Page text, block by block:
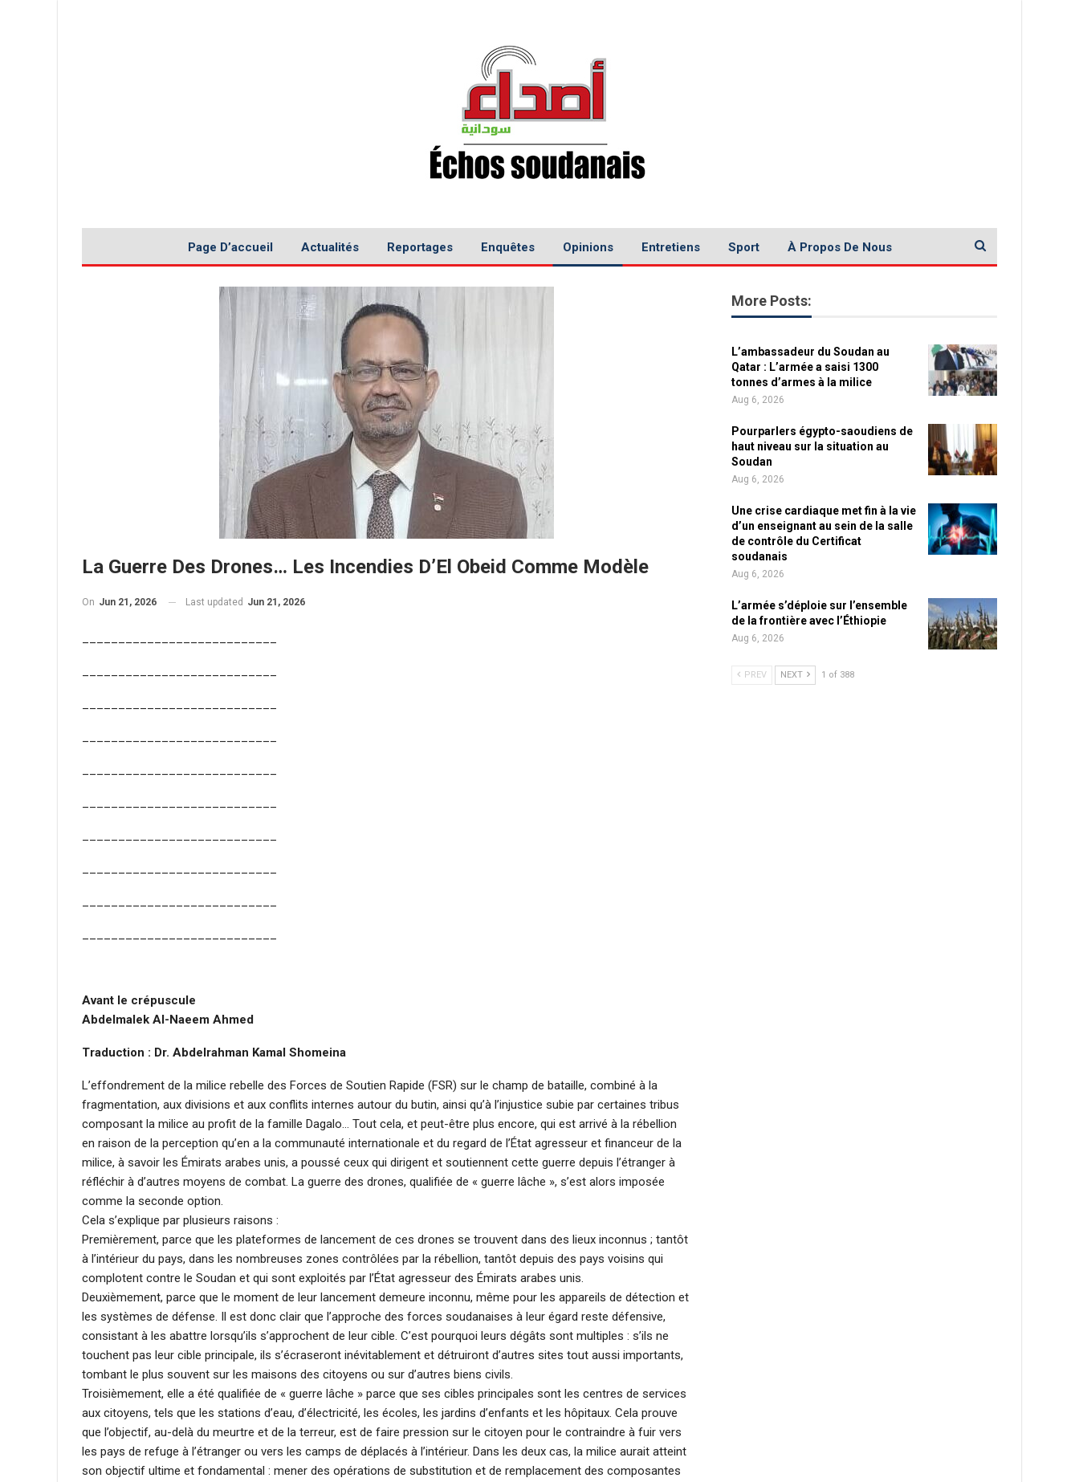
Page D’accueil Actualités Reportages Enquêtes Opinions Entretiens Sport À Propos De Nous
La Guerre Des Drones… Les Incendies D’El Obeid Comme Modèle
On Jun 21, 2026 Last updated Jun 21, 2026
Avant le crépuscule
Abdelmalek Al-Naeem Ahmed
Traduction : Dr. Abdelrahman Kamal Shomeina
L’effondrement de la milice rebelle des Forces de Soutien Rapide (FSR) sur le champ de bataille, combiné à la
fragmentation, aux divisions et aux conflits internes autour du butin, ainsi qu’à l’injustice subie par certaines tribus
composant la milice au profit de la famille Dagalo… Tout cela, et peut-être plus encore, qui est arrivé à la rébellion
en raison de la perception qu’en a la communauté internationale et du regard de l’État agresseur et financeur de la
milice, à savoir les Émirats arabes unis, a poussé ceux qui dirigent et soutiennent cette guerre depuis l’étranger à
réfléchir à d’autres moyens de combat. La guerre des drones, qualifiée de « guerre lâche », s’est alors imposée
comme la seconde option.
Cela s’explique par plusieurs raisons :
Premièrement, parce que les plateformes de lancement de ces drones se trouvent dans des lieux inconnus ; tantôt
à l’intérieur du pays, dans les nombreuses zones contrôlées par la rébellion, tantôt depuis des pays voisins qui
complotent contre le Soudan et qui sont exploités par l’État agresseur des Émirats arabes unis.
Deuxièmement, parce que le moment de leur lancement demeure inconnu, même pour les appareils de détection et
les systèmes de défense. Il est donc clair que l’approche des forces soudanaises à leur égard reste défensive,
consistant à les abattre lorsqu’ils s’approchent de leur cible. C’est pourquoi leurs dégâts sont multiples : s’ils ne
touchent pas leur cible principale, ils s’écraseront inévitablement et détruiront d’autres sites tout aussi importants,
tombant le plus souvent sur les maisons des citoyens ou sur d’autres biens civils.
Troisièmement, elle a été qualifiée de « guerre lâche » parce que ses cibles principales sont les centres de services
aux citoyens, tels que les stations d’eau, d’électricité, les écoles, les jardins d’enfants et les hôpitaux. Cela prouve
que l’objectif, au-delà du meurtre et de la terreur, est de faire pression sur le citoyen pour le contraindre à fuir vers
les pays de refuge à l’étranger ou vers les camps de déplacés à l’intérieur. Dans les deux cas, la milice aurait atteint
son objectif ultime et fondamental : mener des opérations de substitution et de remplacement des composantes
More Posts:
L’ambassadeur du Soudan au
Qatar : L’armée a saisi 1300
tonnes d’armes à la milice
Aug 6, 2026
Pourparlers égypto-saoudiens de
haut niveau sur la situation au
Soudan
Aug 6, 2026
Une crise cardiaque met fin à la vie
d’un enseignant au sein de la salle
de contrôle du Certificat
soudanais
Aug 6, 2026
L’armée s’déploie sur l’ensemble
de la frontière avec l’Éthiopie
Aug 6, 2026
PREV NEXT 1 of 388